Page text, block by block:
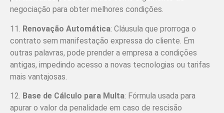
negociação para obter melhores condições.
11. Renovação Automática: Cláusula que prorroga o
contrato sem manifestação expressa do cliente. Em
outras palavras, pode prender a empresa a condições
antigas, impedindo acesso a novas tecnologias ou tarifas
mais vantajosas.
12. Base de Cálculo para Multa: Fórmula usada para
apurar o valor da penalidade em caso de rescisão